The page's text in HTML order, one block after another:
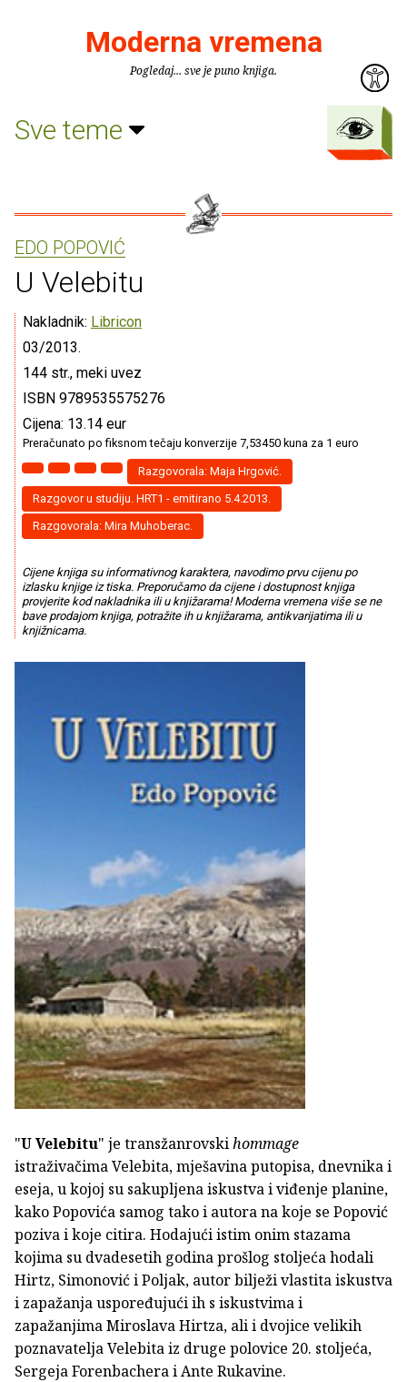
Moderna vremena
Pogledaj... sve je puno knjiga.
Sve teme
EDO POPOVIĆ
U Velebitu
Nakladnik: Libricon
03/2013.
144 str., meki uvez
ISBN 9789535575276
Cijena: 13.14 eur
Preračunato po fiksnom tečaju konverzije 7,53450 kuna za 1 euro
Razgovorala: Maja Hrgović.
Razgovor u studiju. HRT1 - emitirano 5.4.2013.
Razgovorala: Mira Muhoberac.
Cijene knjiga su informativnog karaktera, navodimo prvu cijenu po
izlasku knjige iz tiska. Preporučamo da cijene i dostupnost knjiga
provjerite kod nakladnika ili u knjižarama! Moderna vremena više se ne
bave prodajom knjiga, potražite ih u knjižarama, antikvarijatima ili u
knjižnicama.
"U Velebitu" je transžanrovskihommage
istraživačima Velebita, mješavina putopisa, dnevnika i
eseja, u kojoj su sakupljena iskustva i viđenje planine,
kako Popovića samog tako i autora na koje se Popović
poziva i koje citira. Hodajući istim onim stazama
kojima su dvadesetih godina prošlog stoljeća hodali
Hirtz, Simonović i Poljak, autor bilježi vlastita iskustva
i zapažanja uspoređujući ih s iskustvima i
zapažanjima Miroslava Hirtza, ali i dvojice velikih
poznavatelja Velebita iz druge polovice 20. stoljeća,
Sergeja Forenbachera i Ante Rukavine.